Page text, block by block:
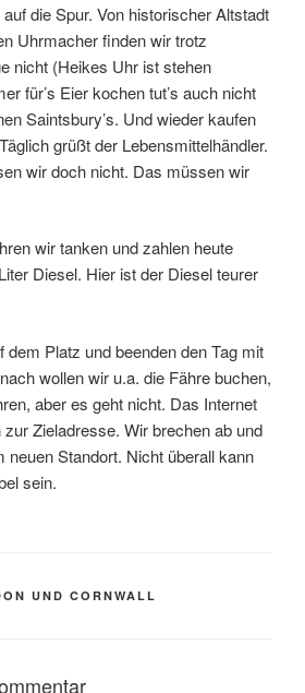
die Spur. Von historischer Altstadt
Uhrmacher finden wir trotz
nicht (Heikes Uhr ist stehen
für’s Eier kochen tut’s auch nicht
Saintsbury’s. Und wieder kaufen
grüßt der Lebensmittelhändler.
wir doch nicht. Das müssen wir
wir tanken und zahlen heute
Diesel. Hier ist der Diesel teurer
dem Platz und beenden den Tag mit
wollen wir u.a. die Fähre buchen,
aber es geht nicht. Das Internet
Zieladresse. Wir brechen ab und
neuen Standort. Nicht überall kann
sein.
UND CORNWALL